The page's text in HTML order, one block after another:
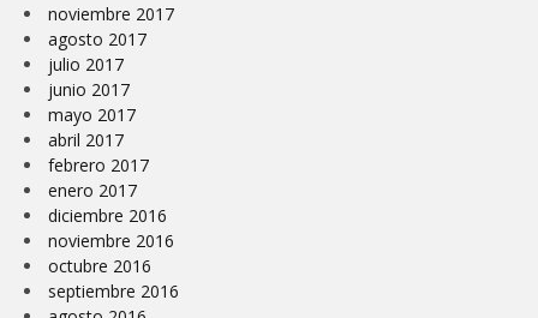
noviembre 2017
agosto 2017
julio 2017
junio 2017
mayo 2017
abril 2017
febrero 2017
enero 2017
diciembre 2016
noviembre 2016
octubre 2016
septiembre 2016